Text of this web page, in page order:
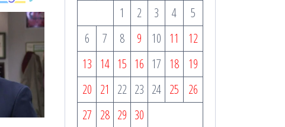
1
2 3 4
5
6
7 8 9 10 11
12
13 14 15 16 17 18
19
20 21 22 23 24 25
26
27 28 29 30